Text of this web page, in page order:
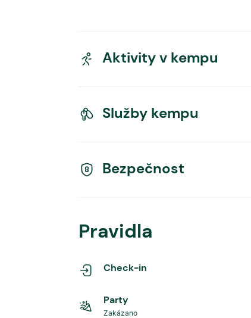
Aktivity v kempu
Služby kempu
Bezpečnost
Pravidla
Check-in
Party
Zakázano